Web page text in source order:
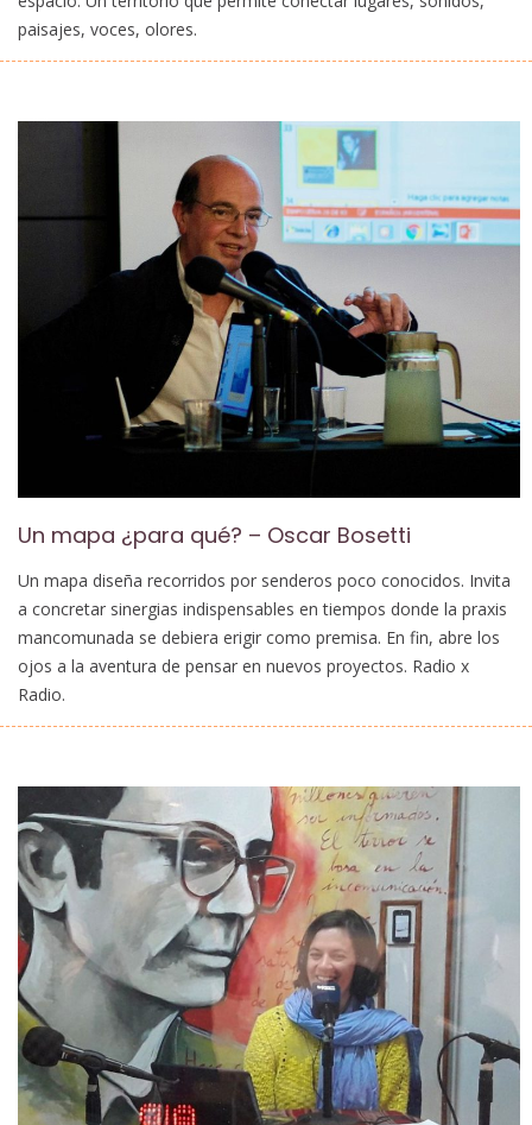
paisajes, voces, olores.
Un mapa ¿para qué? – Oscar Bosetti
Un mapa diseña recorridos por senderos poco conocidos. Invita
a concretar sinergias indispensables en tiempos donde la praxis
mancomunada se debiera erigir como premisa. En fin, abre los
ojos a la aventura de pensar en nuevos proyectos. Radio x
Radio.